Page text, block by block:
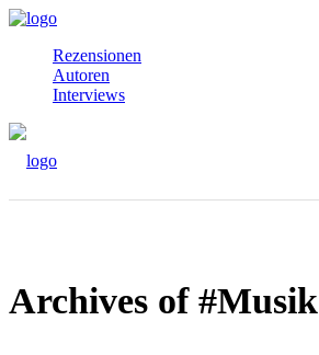
Rezensionen
Autoren
Interviews
Archives of #Musik